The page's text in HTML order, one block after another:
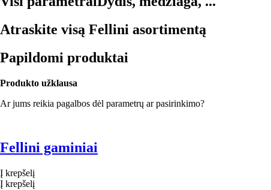
Atraskite visą Fellini asortimentą
Papildomi produktai
Produkto užklausa
Ar jums reikia pagalbos dėl parametrų ar pasirinkimo?
Fellini gaminiai
Į krepšelį
Į krepšelį